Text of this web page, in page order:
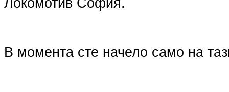
В момента сте начело само на